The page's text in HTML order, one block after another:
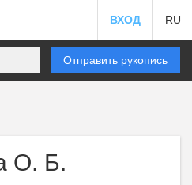
ВХОД RU
Отправить рукопись
О. Б.